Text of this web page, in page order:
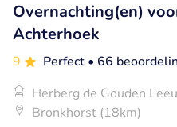
Overnachting(en)
Achterhoek
9 Perfect • 66
Herberg de Gouden
Bronkhorst (18km)